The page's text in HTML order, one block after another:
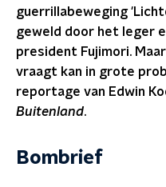
guerrillabeweging
geweld door het leger
president Fujimori.
vraagt kan in grote
reportage van Edwin
Buitenland.
Bombrief